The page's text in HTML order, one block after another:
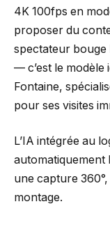
4K 100fps en
proposer du
spectateur
— c’est le modèle
Fontaine,
pour ses visites
L’IA intégrée au
automatiquement
une capture
montage.